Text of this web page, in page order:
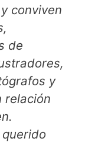
de
y
relación